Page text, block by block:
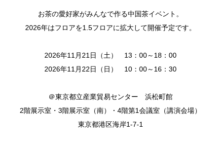
お茶の愛好家がみんなで作る中国茶イベント。
2026年はフロアを1.5フロアに拡大して開催予定です。
2026年11月21日（土） 13：00～18：00
2026年11月22日（日） 10：00～16：30
＠東京都立産業貿易センター 浜松町館
2階展示室・3階展示室（南）・4階第1会議室（講演会場）
東京都港区海岸1-7-1